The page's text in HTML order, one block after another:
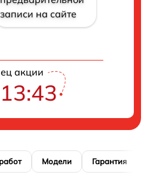
записи на сайте
акции
Модели Гарантия